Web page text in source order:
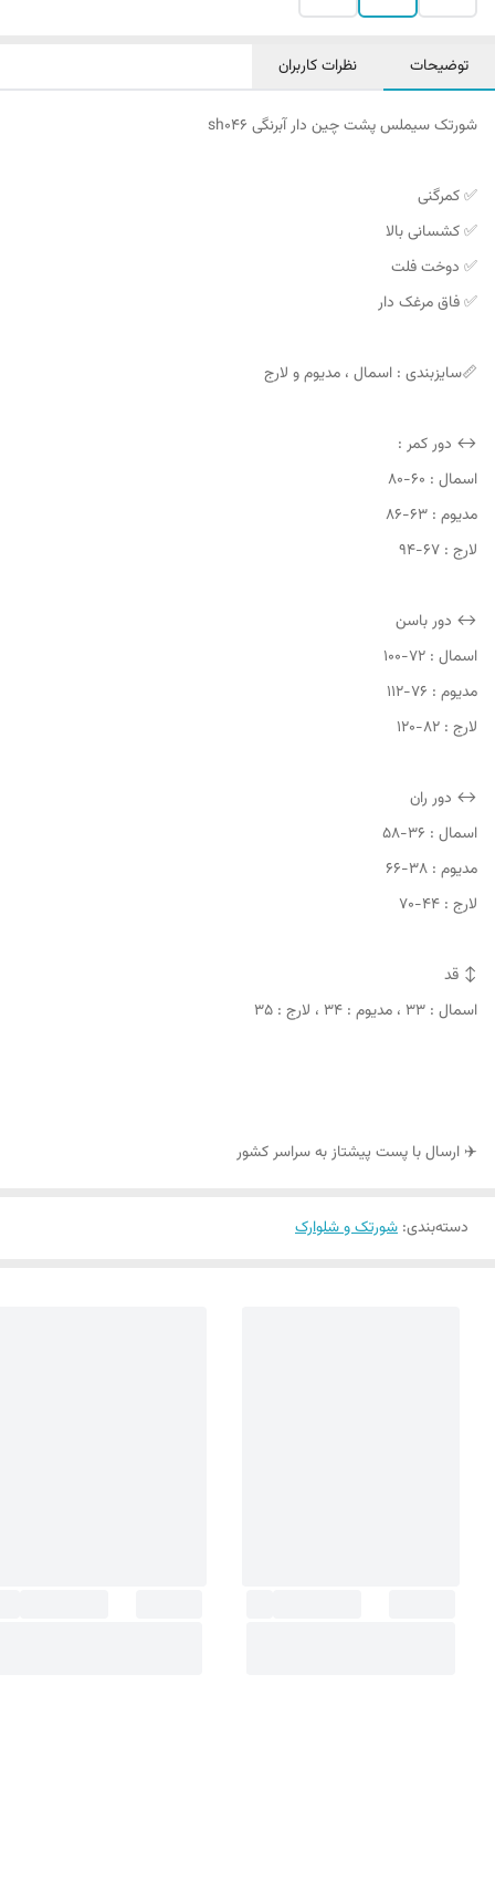
توضیحات نظرات کاربران
شورتک سیملس پشت چین دار آبرنگی sh046
✅ کمرگنی
✅ کشسانی بالا
✅ دوخت فلت
✅ فاق مرغک دار
📏سایزبندی : اسمال ، مدیوم و لارج
↔️ دور کمر :
اسمال : ۶۰-۸۰
مدیوم : ۶۳-۸۶
لارج : ۶۷-۹۴
↔️ دور باسن
اسمال : ۷۲-۱۰۰
مدیوم : ۷۶-۱۱۲
لارج : ۸۲-۱۲۰
↔️ دور ران
اسمال : ۳۶-۵۸
مدیوم : ۳۸-۶۶
لارج : ۴۴-۷۰
↕️ قد
اسمال : ۳۳ ، مدیوم : ۳۴ ، لارج : ۳۵
✈️ ارسال با پست پیشتاز به سراسر کشور
دسته‌بندی: شورتک و شلوارک